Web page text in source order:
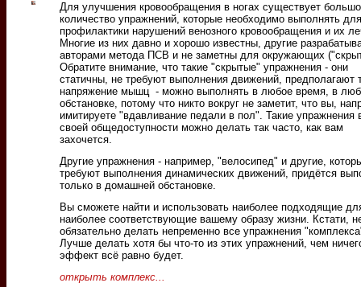
Для улучшения кровообращения в ногах существует
количество упражнений, которые необходимо выполнять для
профилактики нарушений венозного кровообращения и их
Многие из них давно и хорошо известны, другие
авторами метода ПСВ и не заметны для окружающих
Обратите внимание, что такие "скрытые" упражнения - они
статичны, не требуют выполнения движений, предполагают
напряжение мышц - можно выполнять в любое время, в
обстановке, потому что никто вокруг не заметит, что вы,
имитируете "вдавливание педали в пол". Такие упражнения
своей общедоступности можно делать так часто, как вам
захочется.
Другие упражнения - например, "велосипед" и другие,
требуют выполнения динамических движений, придётся
только в домашней обстановке.
Вы сможете найти и использовать наиболее подходящие
наиболее соответствующие вашему образу жизни. Кстати,
обязательно делать непременно все упражнения
Лучше делать хотя бы что-то из этих упражнений, чем
эффект всё равно будет.
открыть комплекс...